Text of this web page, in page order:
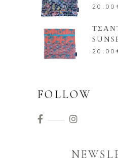
20.00
20.00
FOLLOW